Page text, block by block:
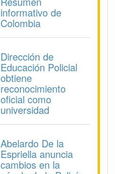
informativo de
Colombia
Dirección de
Educación Policial
obtiene
reconocimiento
oficial como
universidad
Abelardo De la
Espriella anuncia
cambios en la